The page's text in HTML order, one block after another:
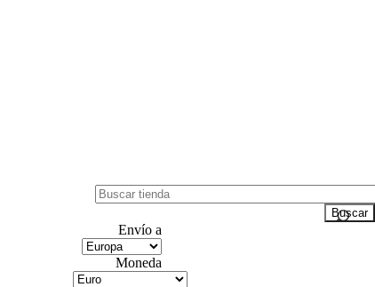
Envío a
Moneda